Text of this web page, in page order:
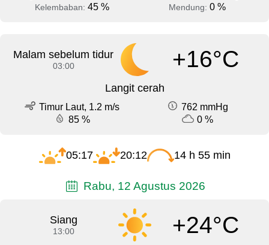
Kelembaban: 45 % Mendung: 0 %
Malam sebelum tidur
03:00 +16°C
Langit cerah
Timur Laut, 1.2 m/s
762 mmHg
85 %
0 %
05:17 20:12 14 h 55 min
Rabu, 12 Agustus 2026
Siang
13:00 +24°C